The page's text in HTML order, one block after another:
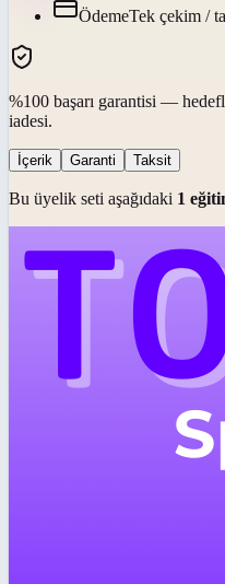
ÖdemeTek çekim /
%100 başarı garantisi —
iadesi.
İçerik Garanti Taksit
Bu üyelik seti aşağıdaki 1